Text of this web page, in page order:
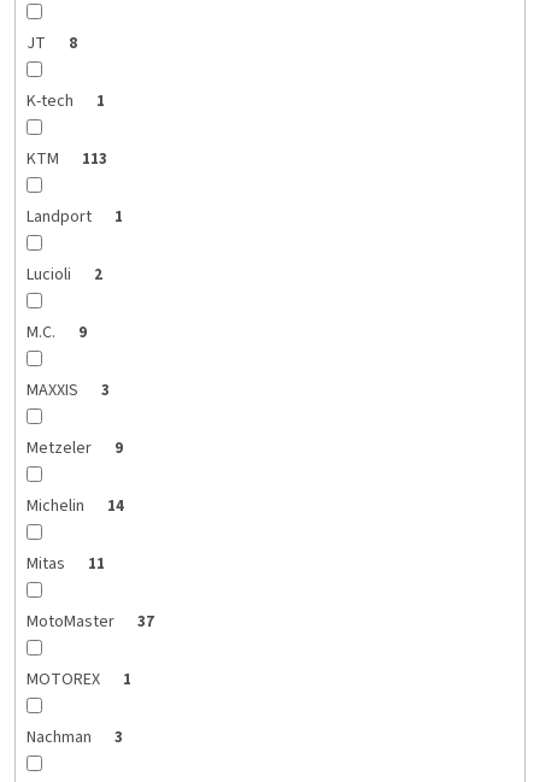
JT 8
K-tech 1
KTM 113
Landport 1
Lucioli 2
M.C. 9
MAXXIS 3
Metzeler 9
Michelin 14
Mitas 11
MotoMaster 37
MOTOREX 1
Nachman 3